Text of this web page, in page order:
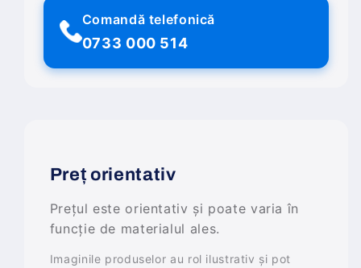
Comandă telefonică
0733 000 514
Preț orientativ
Prețul este orientativ și poate varia în
funcție de materialul ales.
Imaginile produselor au rol ilustrativ și pot